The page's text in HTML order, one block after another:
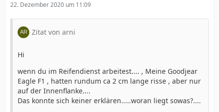
22. Dezember 2020 um 11:09
Zitat von arni
Hi
wenn du im Reifendienst arbeitest.... , Meine Goodjear
Eagle F1 , hatten rundum ca 2 cm lange risse , aber nur
auf der Innenflanke....
Das konnte sich keiner erklären.....woran liegt sowas?....